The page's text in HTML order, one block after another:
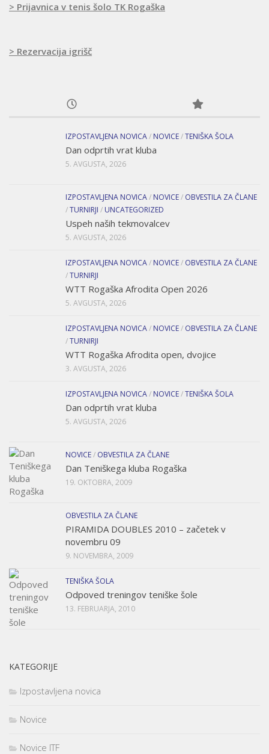
> Prijavnica v tenis šolo TK Rogaška
> Rezervacija igrišč
IZPOSTAVLJENA NOVICA/ NOVICE/TENIŠKA ŠOLA
Dan odprtih vrat kluba
5. AVGUSTA, 2026
IZPOSTAVLJENA NOVICA/ NOVICE/ OBVESTILA ZA ČLANE
/TURNIRJI / UNCATEGORIZED
Uspeh naših tekmovalcev
5. AVGUSTA, 2026
IZPOSTAVLJENA NOVICA/ NOVICE/ OBVESTILA ZA ČLANE
/TURNIRJI
WTT Rogaška Afrodita Open 2026
5. AVGUSTA, 2026
IZPOSTAVLJENA NOVICA/ NOVICE/ OBVESTILA ZA ČLANE
/TURNIRJI
WTT Rogaška Afrodita open, dvojice
3. AVGUSTA, 2026
IZPOSTAVLJENA NOVICA/ NOVICE/TENIŠKA ŠOLA
Dan odprtih vrat kluba
5. AVGUSTA, 2026
NOVICE/ OBVESTILA ZA ČLANE
Dan Teniškega kluba Rogaška
19. OKTOBRA, 2009
OBVESTILA ZA ČLANE
PIRAMIDA DOUBLES 2010 – začetek v
novembru 09
9. NOVEMBRA, 2009
TENIŠKA ŠOLA
Odpoved treningov teniške šole
13. FEBRUARJA, 2010
KATEGORIJE
Izpostavljena novica
Novice
Novice ITF